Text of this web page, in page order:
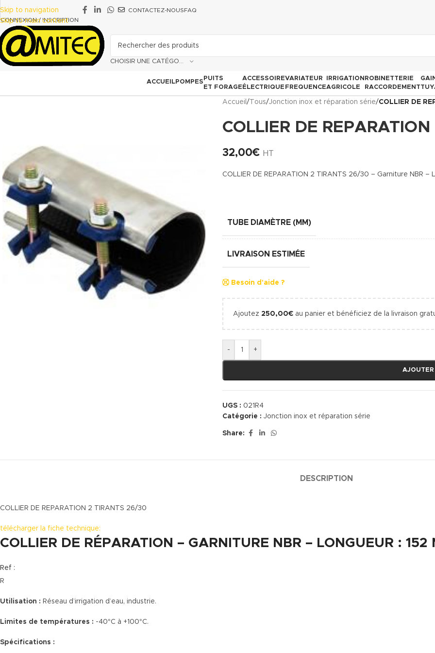
Skip to navigation
Skip to main content
CONNEXION / INSCRIPTION
CONTACTEZ-NOUSFAQ
ACCUEILPOMPES
PUITS
ET FORAGE
ACCESSOIRE
ÉLECTRIQUE
VARIATEUR
FREQUENCE
IRRIGATION
AGRICOLE
ROBINETTERIE
RACCORDEMENT
Accueil / Tous/Jonction inox et réparation série/COLLIER DE
COLLIER DE
32,00€ HT
COLLIER DE REPARATION 2 TIRANTS 26/30 – Garniture NBR –
TUBE DIAMÈTRE (MM)
LIVRAISON ESTIMÉE
Besoin d'aide ?
Ajoutez 250,00€ au panier et bénéficiez de la livraison
- +
UGS : 021R4
Catégorie : Jonction inox et réparation série
Share:
DESCRIPTION
COLLIER DE REPARATION 2 TIRANTS 26/30
télécharger la fiche technique:
COLLIER DE RÉPARATION – GARNITURE NBR – LONGUEUR : 152
Ref :
R
Utilisation : Réseau d’irrigation d’eau, industrie.
Limites de températures : -40°C à +100°C.
Spécifications :